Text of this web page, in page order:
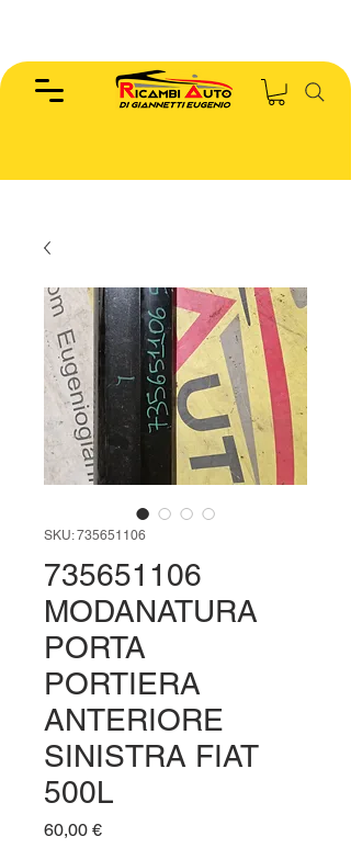
SKU: 735651106
735651106
MODANATURA
PORTA
PORTIERA
ANTERIORE
SINISTRA FIAT
500L
60,00 €Prezzo